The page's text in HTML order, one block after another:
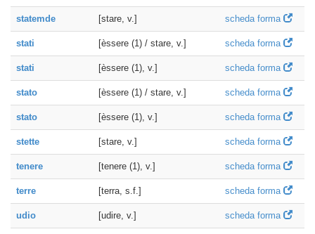
statemde [stare, v.] scheda forma
stati [èssere (1) / stare, v.] scheda forma
stati [èssere (1), v.] scheda forma
stato [èssere (1) / stare, v.] scheda forma
stato [èssere (1), v.] scheda forma
stette [stare, v.] scheda forma
tenere [tenere (1), v.] scheda forma
terre [terra, s.f.] scheda forma
udio [udire, v.] scheda forma